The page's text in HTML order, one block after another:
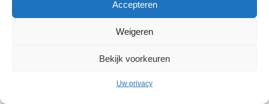
Accepteren
Weigeren
Bekijk voorkeuren
Uw privacy
NL001968744B76 Hosting: